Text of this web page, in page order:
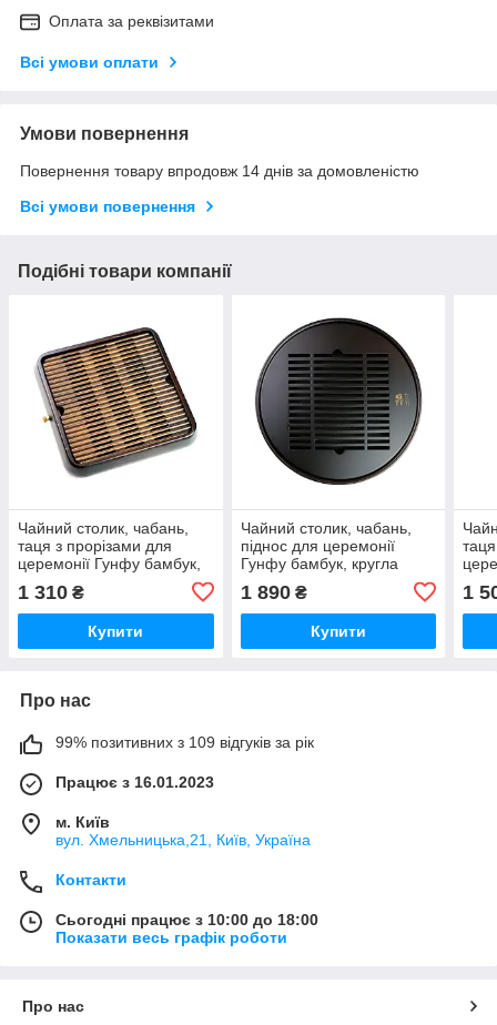
Оплата за реквізитами
Всі умови оплати
Умови повернення
Повернення товару впродовж 14 днів за домовленістю
Всі умови повернення
Подібні товари компанії
Чайний столик, чабань,
таця з прорізами для
церемонії Гунфу бамбук,
квадратна, вибір розміру
1 310 ₴
Купити
Чайний столик, чабань,
піднос для церемонії
Гунфу бамбук, кругла
1 890₴
Купити
1
Про нас
99% позитивних з 109 відгуків за рік
Працює з 16.01.2023
м. Київ
вул. Хмельницька,21, Київ, Україна
Контакти
Сьогодні працює з 10:00 до 18:00
Показати весь графік роботи
Про нас